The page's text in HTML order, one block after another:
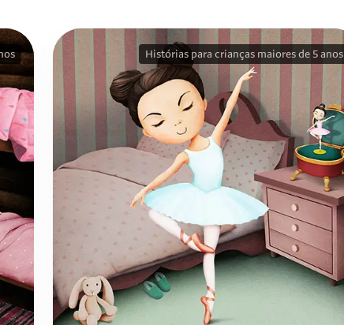
Histórias para crianças maiores de 5 anos